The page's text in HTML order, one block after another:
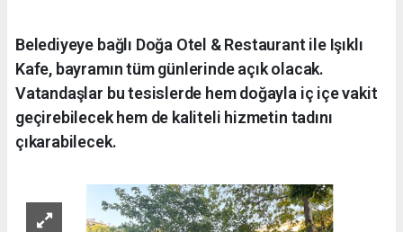
Belediyeye bağlı Doğa Otel & Restaurant ile Işıklı
Kafe, bayramın tüm günlerinde açık olacak.
Vatandaşlar bu tesislerde hem doğayla iç içe vakit
geçirebilecek hem de kaliteli hizmetin tadını
çıkarabilecek.